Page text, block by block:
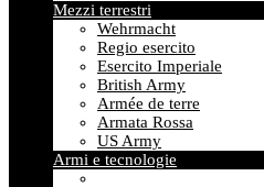
Mezzi terrestri
Wehrmacht
Regio esercito
Esercito Imperiale
British Army
Armée de terre
Armata Rossa
US Army
Armi e tecnologie